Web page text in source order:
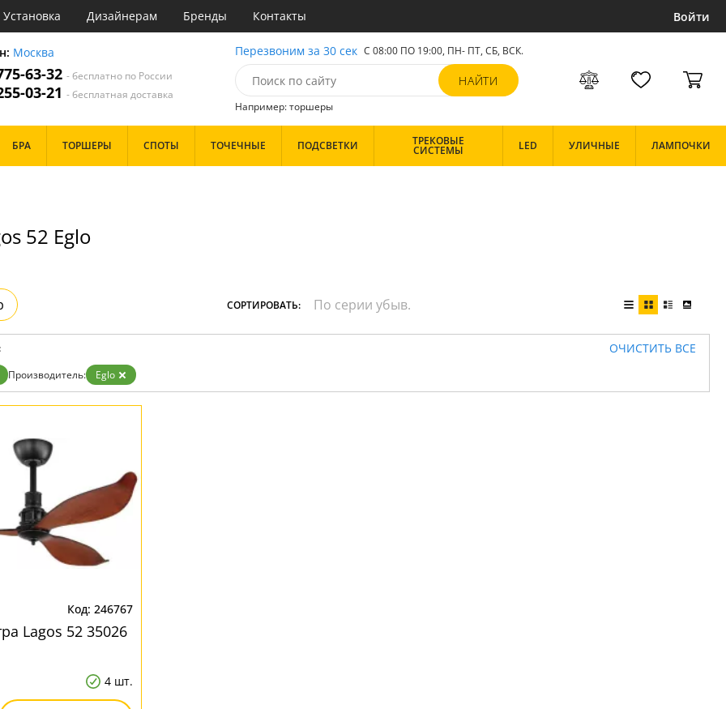
Установка Дизайнерам Бренды Контакты Войти
Москва
63-32- бесплатно по России
03-21- бесплатная доставка
Перезвоним за 30 сек С 08:00 ПО 19:00, ПН- ПТ, СБ, ВСК.
Например: торшеры
Черные
БРА ТОРШЕРЫ СПОТЫ ТОЧЕЧНЫЕ ПОДСВЕТКИ ТРЕКОВЫЕ
СИСТЕМЫ LED УЛИЧНЫЕ ЛАМПОЧКИ
52 Eglo
СОРТИРОВАТЬ:
ОЧИСТИТЬ ВСЕ
Производитель: Eglo
246767
Lagos 52 35026
4 шт.